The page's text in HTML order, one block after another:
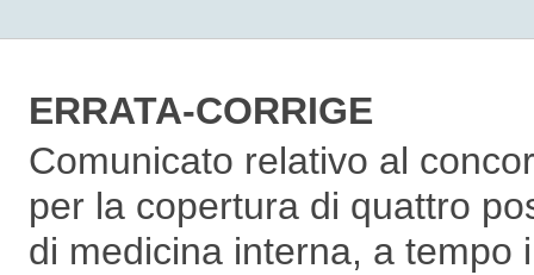
ERRATA-CORRIGE
Comunicato relativo al
per la copertura di quattro
di medicina interna, a tempo